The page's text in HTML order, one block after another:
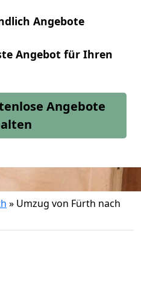
Angebote
Angebot für Ihren
Angebote
» Umzug von Fürth nach